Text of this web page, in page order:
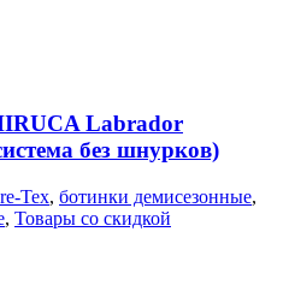
Labrador
без шнурков)
Tex, ботинки демисезонные,
, Товары со скидкой